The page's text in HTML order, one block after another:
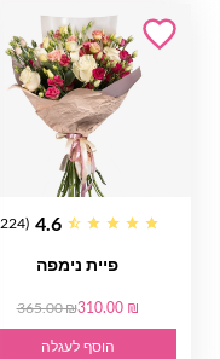
4.6
(224)
פיית נימפה
310.00 ₪
365.00 ₪
הוסף לעגלה